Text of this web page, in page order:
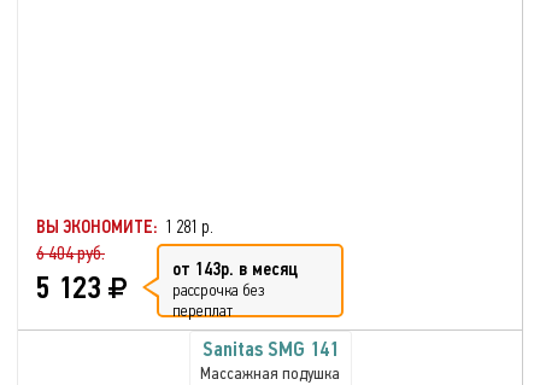
ВЫ ЭКОНОМИТЕ: 1 281 р.
6 404 руб.
5 123 от 143р. в месяц
рассрочка без
переплат
Sanitas SMG 141
Массажная подушка